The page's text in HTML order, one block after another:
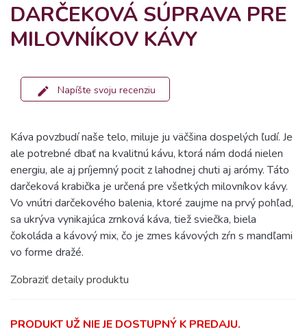
DARČEKOVÁ SÚPRAVA PRE
MILOVNÍKOV KÁVY
Napíšte svoju recenziu
Káva povzbudí naše telo, miluje ju väčšina dospelých ľudí. Je
ale potrebné dbať na kvalitnú kávu, ktorá nám dodá nielen
energiu, ale aj príjemný pocit z lahodnej chuti aj arómy. Táto
darčeková krabička je určená pre všetkých milovníkov kávy.
Vo vnútri darčekového balenia, ktoré zaujme na prvý pohľad,
sa ukrýva vynikajúca zrnková káva, tiež sviečka, biela
čokoláda a kávový mix, čo je zmes kávových zŕn s mandľami
vo forme dražé.
Zobraziť detaily produktu
PRODUKT UŽ NIE JE DOSTUPNÝ K PREDAJU.